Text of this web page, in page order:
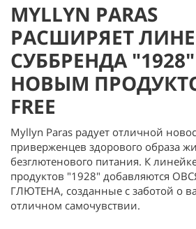
MYLLYN PARAS
РАСШИРЯЕТ
СУББРЕНДА "1928"
НОВЫМ
FREE
Myllyn Paras радует отличной
приверженцев здорового образа
безглютенового питания. К
продуктов "1928" добавляются
ГЛЮТЕНА, созданные с заботой о
отличном самочувствии.